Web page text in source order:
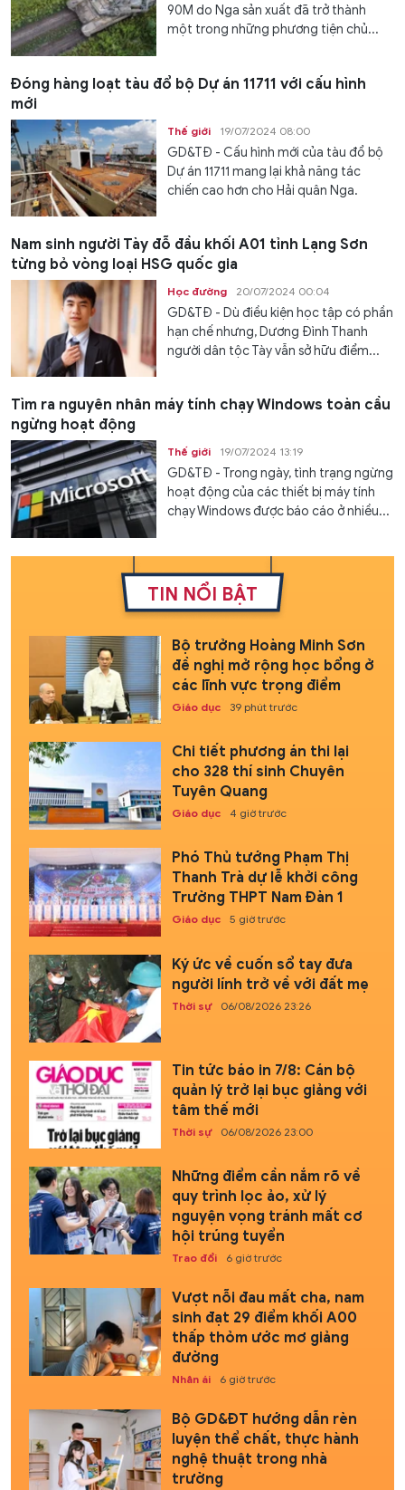
90M do Nga sản xuất đã trở thành
một trong những phương tiện chủ...
Đóng hàng loạt tàu đổ bộ Dự án 11711 với cấu hình
mới
Thế giới 19/07/2024 08:00
GD&TĐ - Cấu hình mới của tàu đổ bộ
Dự án 11711 mang lại khả năng tác
chiến cao hơn cho Hải quân Nga.
Nam sinh người Tày đỗ đầu khối A01 tỉnh Lạng Sơn
từng bỏ vòng loại HSG quốc gia
Học đường 20/07/2024 00:04
GD&TĐ - Dù điều kiện học tập có phần
hạn chế nhưng, Dương Đình Thanh
người dân tộc Tày vẫn sở hữu điểm...
Tìm ra nguyên nhân máy tính chạy Windows toàn cầu
ngừng hoạt động
Thế giới 19/07/2024 13:19
GD&TĐ - Trong ngày, tình trạng ngừng
hoạt động của các thiết bị máy tính
chạy Windows được báo cáo ở nhiều...
TIN NỔI BẬT
Bộ trưởng Hoàng Minh Sơn
đề nghị mở rộng học bổng ở
các lĩnh vực trọng điểm
Giáo dục 39 phút trước
Chi tiết phương án thi lại
cho 328 thí sinh Chuyên
Tuyên Quang
Giáo dục 4 giờ trước
Phó Thủ tướng Phạm Thị
Thanh Trà dự lễ khởi công
Trường THPT Nam Đàn 1
Giáo dục 5 giờ trước
Ký ức về cuốn sổ tay đưa
người lính trở về với đất mẹ
Thời sự 06/08/2026 23:26
Tin tức báo in 7/8: Cán bộ
quản lý trở lại bục giảng với
tâm thế mới
Thời sự 06/08/2026 23:00
Những điểm cần nắm rõ về
quy trình lọc ảo, xử lý
nguyện vọng tránh mất cơ
hội trúng tuyển
Trao đổi 6 giờ trước
Vượt nỗi đau mất cha, nam
sinh đạt 29 điểm khối A00
thấp thỏm ước mơ giảng
đường
Nhân ái 6 giờ trước
Bộ GD&ĐT hướng dẫn rèn
luyện thể chất, thực hành
nghệ thuật trong nhà
trường